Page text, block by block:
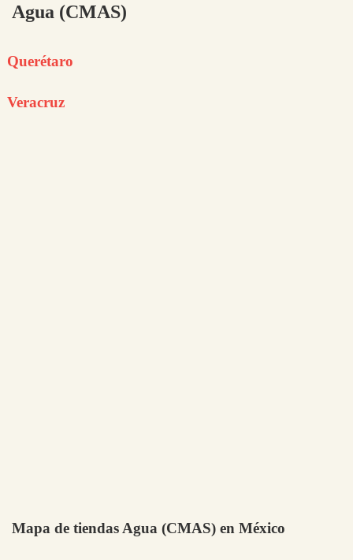
Agua (CMAS)
Querétaro
Veracruz
Mapa de tiendas Agua (CMAS) en México